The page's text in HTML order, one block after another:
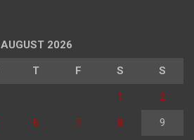
AUGUST 2026
T F S S
1 2
6 7 8 9